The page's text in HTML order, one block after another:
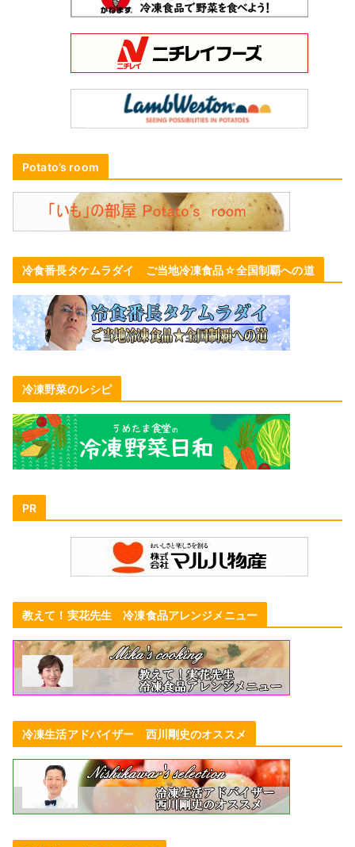
Potato’s room
冷食番長タケムラダイ ご当地冷凍食品☆全国制覇への道
冷凍野菜のレシピ
PR
教えて！実花先生 冷凍食品アレンジメニュー
冷凍生活アドバイザー 西川剛史のオススメ